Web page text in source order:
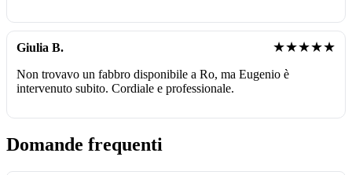
Giulia B. ★★★★★
Non trovavo un fabbro disponibile a Ro, ma Eugenio è
intervenuto subito. Cordiale e professionale.
Domande frequenti